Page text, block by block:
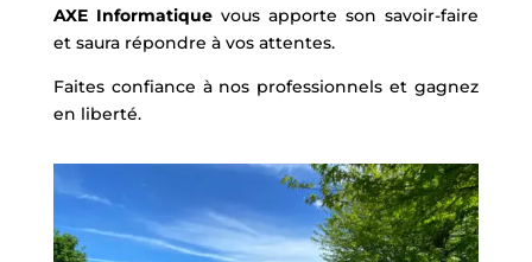
AXE Informatiquevous apporte son savoir-faire
et saura répondre à vos attentes.
Faites confiance à nos professionnels et gagnez
en liberté.